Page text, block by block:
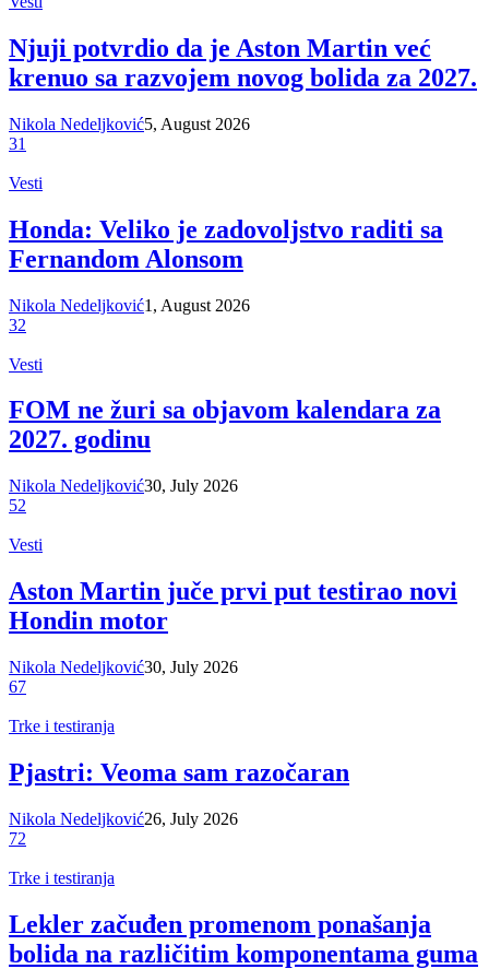
Njuji potvrdio da je Aston Martin već
krenuo sa razvojem novog bolida za 2027.
Nikola Nedeljković5, August 2026
31
Vesti
Honda: Veliko je zadovoljstvo raditi sa
Fernandom Alonsom
Nikola Nedeljković1, August 2026
32
Vesti
FOM ne žuri sa objavom kalendara za
2027. godinu
Nikola Nedeljković30, July 2026
52
Vesti
Aston Martin juče prvi put testirao novi
Hondin motor
Nikola Nedeljković30, July 2026
67
Trke i testiranja
Pjastri: Veoma sam razočaran
Nikola Nedeljković26, July 2026
72
Trke i testiranja
Lekler začuđen promenom ponašanja
bolida na različitim komponentama guma